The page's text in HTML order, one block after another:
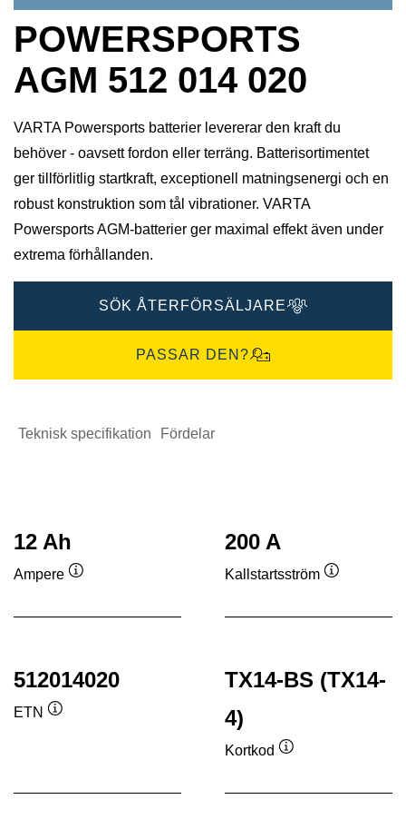
POWERSPORTS
AGM 512 014 020
VARTA Powersports batterier levererar den kraft du
behöver - oavsett fordon eller terräng. Batterisortimentet
ger tillförlitlig startkraft, exceptionell matningsenergi och en
robust konstruktion som tål vibrationer. VARTA
Powersports AGM-batterier ger maximal effekt även under
extrema förhållanden.
SÖK ÅTERFÖRSÄLJARE
PASSAR DEN?
Teknisk specifikation Fördelar
12 Ah
Ampere
200 A
Kallstartsström
512014020
ETN
TX14-BS (TX14-
4)
Kortkod